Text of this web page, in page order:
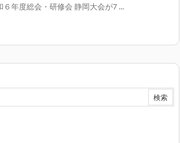
６年度総会・研修会 静岡大会が7 ...